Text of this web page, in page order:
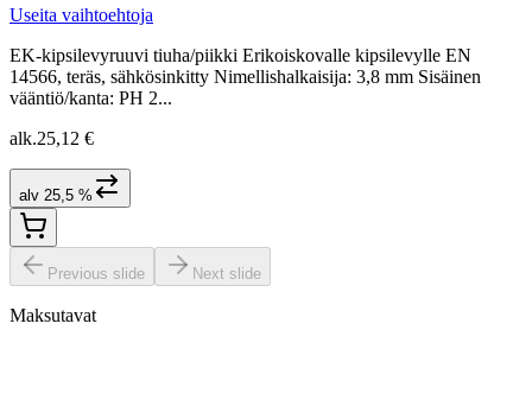
Useita vaihtoehtoja
EK-kipsilevyruuvi tiuha/piikki Erikoiskovalle kipsilevylle EN
14566, teräs, sähkösinkitty Nimellishalkaisija: 3,8 mm Sisäinen
vääntiö/kanta: PH 2...
alk.25,12 €
alv 25,5 %
Previous slide Next slide
Maksutavat